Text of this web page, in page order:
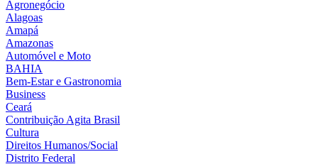
Agronegócio
Alagoas
Amapá
Amazonas
Automóvel e Moto
BAHIA
Bem-Estar e Gastronomia
Business
Ceará
Contribuição Agita Brasil
Cultura
Direitos Humanos/Social
Distrito Federal